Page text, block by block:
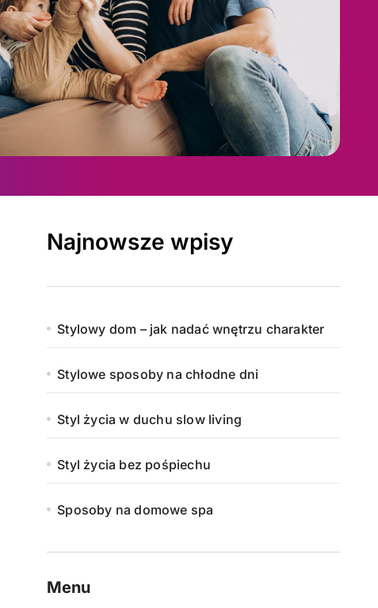
Najnowsze wpisy
Stylowy dom – jak nadać wnętrzu charakter
Stylowe sposoby na chłodne dni
Styl życia w duchu slow living
Styl życia bez pośpiechu
Sposoby na domowe spa
Menu